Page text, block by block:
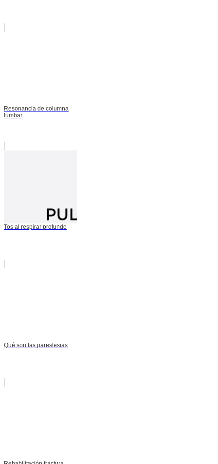
Resonancia de columna
lumbar
Tos al respirar profundo
Qué son las parestesias